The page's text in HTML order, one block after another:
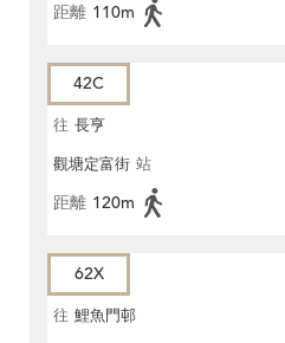
距離 110m
42C
往 長亨
觀塘定富街 站
距離 120m
62X
往 鯉魚門邨